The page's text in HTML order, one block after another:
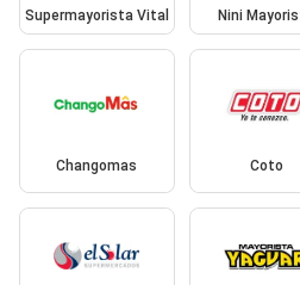
Supermayorista Vital Nini
Changomas Coto